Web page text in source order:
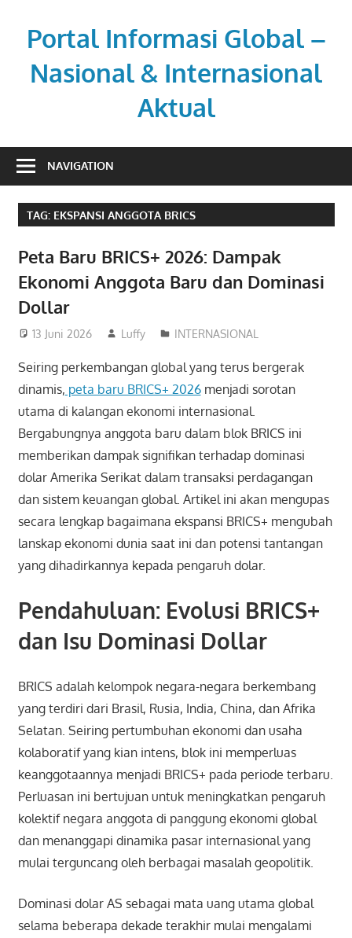
contentPortal Informasi Global –
Nasional & Internasional
Aktual
berita
untuk
pembaca
NAVIGATION
TAG: EKSPANSI ANGGOTA BRICS
Peta Baru BRICS+ 2026: Dampak
Ekonomi Anggota Baru dan Dominasi
Dollar
13 Juni 2026 Luffy INTERNASIONAL
Seiring perkembangan global yang terus bergerak
dinamis, peta baru BRICS+ 2026menjadi sorotan
utama di kalangan ekonomi internasional.
Bergabungnya anggota baru dalam blok BRICS ini
memberikan dampak signifikan terhadap dominasi
dolar Amerika Serikat dalam transaksi perdagangan
dan sistem keuangan global. Artikel ini akan mengupas
secara lengkap bagaimana ekspansi BRICS+ mengubah
lanskap ekonomi dunia saat ini dan potensi tantangan
yang dihadirkannya kepada pengaruh dolar.
Pendahuluan: Evolusi BRICS+
dan Isu Dominasi Dollar
BRICS adalah kelompok negara-negara berkembang
yang terdiri dari Brasil, Rusia, India, China, dan Afrika
Selatan. Seiring pertumbuhan ekonomi dan usaha
kolaboratif yang kian intens, blok ini memperluas
keanggotaannya menjadi BRICS+ pada periode terbaru.
Perluasan ini bertujuan untuk meningkatkan pengaruh
kolektif negara anggota di panggung ekonomi global
dan menanggapi dinamika pasar internasional yang
mulai terguncang oleh berbagai masalah geopolitik.
Dominasi dolar AS sebagai mata uang utama global
selama beberapa dekade terakhir mulai mengalami